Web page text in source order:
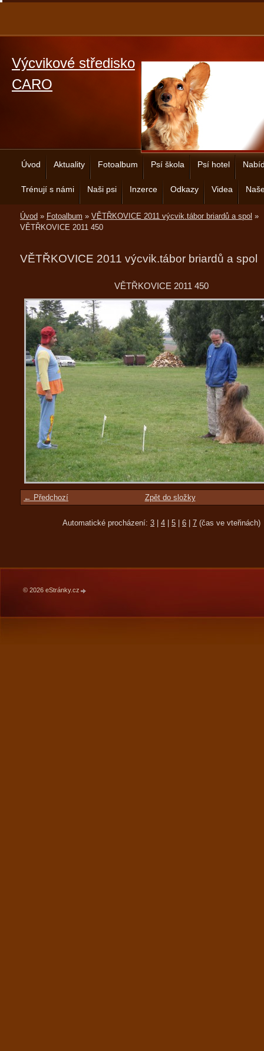
Výcvikové středisko
CARO
Úvod Aktuality Fotoalbum Psí škola Psí hotel
Trénují s námi Naši psi Inzerce Odkazy Videa
Úvod » Fotoalbum » VĚTŘKOVICE 2011 výcvik.tábor briardů a spol »
VĚTŘKOVICE 2011 450
VĚTŘKOVICE 2011 výcvik.tábor briardů a spol
VĚTŘKOVICE 2011 450
← Předchozí Zpět do složky
Automatické procházení: 3 4 5 6 7 (čas ve vteřinách)
© 2026 eStránky.cz